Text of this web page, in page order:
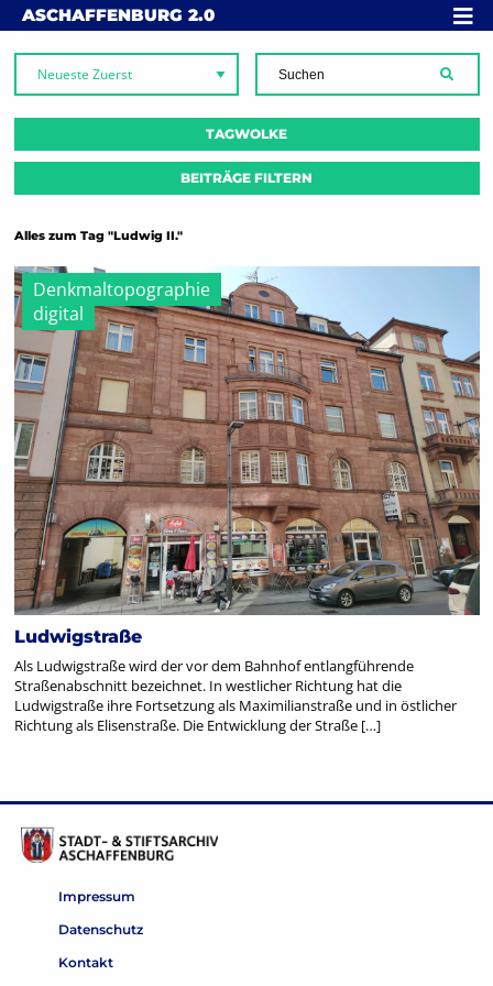
Skip to content
ASCHAFFENBURG 2.0 MENÜ
TAGWOLKE
BEITRÄGE FILTERN
Alles zum Tag "Ludwig II."
Denkmaltopographie
digital
Ludwigstraße
Als Ludwigstraße wird der vor dem Bahnhof entlangführende
Straßenabschnitt bezeichnet. In westlicher Richtung hat die
Ludwigstraße ihre Fortsetzung als Maximilianstraße und in östlicher
Richtung als Elisenstraße. Die Entwicklung der Straße […]
Impressum
Datenschutz
Kontakt